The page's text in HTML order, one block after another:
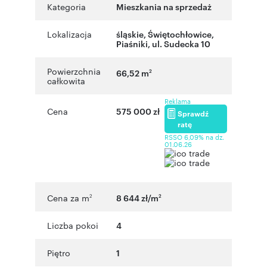
Kategoria Mieszkania na sprzedaż
Lokalizacja śląskie, Świętochłowice,
Piaśniki, ul. Sudecka 10
Powierzchnia
całkowita
66,52 m2
Cena 575 000 zł
Reklama
Sprawdź
ratę
RSSO 6,09% na dz.
01.06.26
Cena za m2 8 644 zł/m2
Liczba pokoi 4
Piętro 1